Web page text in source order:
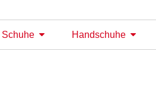
Schuhe Handschuhe